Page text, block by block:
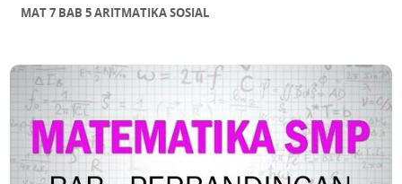
MAT 7 BAB 5 ARITMATIKA SOSIAL